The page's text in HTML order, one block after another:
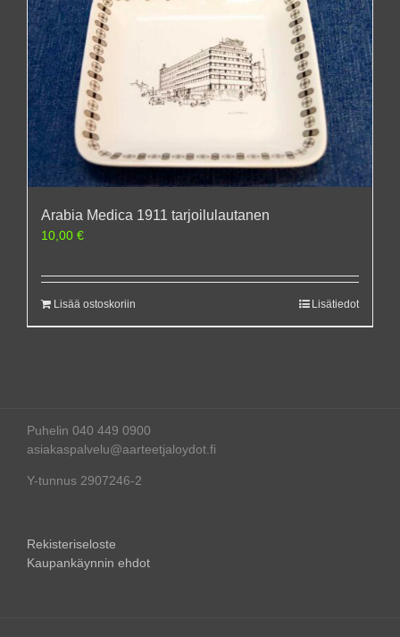
Arabia Medica 1911 tarjoilulautanen
10,00 €
Lisää ostoskoriin Lisätiedot
Puhelin 040 449 0900
asiakaspalvelu@aarteetjaloydot.fi
Y-tunnus 2907246-2
Rekisteriseloste
Kaupankäynnin ehdot